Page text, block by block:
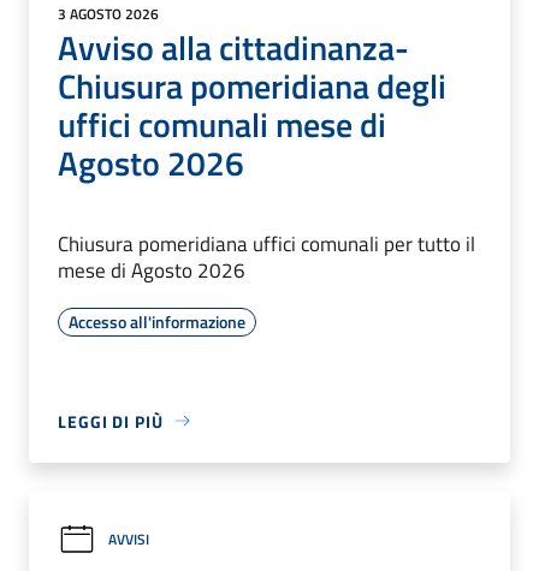
3 AGOSTO 2026
Avviso alla cittadinanza-
Chiusura pomeridiana degli
uffici comunali mese di
Agosto 2026
Chiusura pomeridiana uffici comunali per tutto il
mese di Agosto 2026
Accesso all'informazione
LEGGI DI PIÙ
AVVISI